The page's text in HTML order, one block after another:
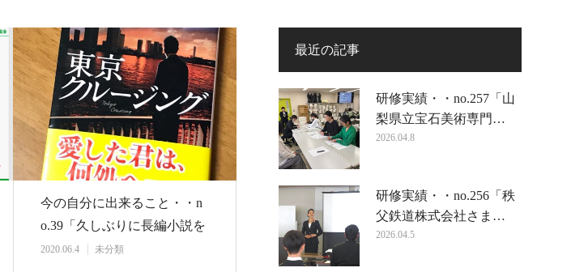
今の自分に出来ること・・n
o.39「久しぶりに長編小説を
読み始めまし…
2020.06.4 未分類
最近の記事
研修実績・・no.257「山
梨県立宝石美術専門…
2026.04.8
研修実績・・no.256「秩
父鉄道株式会社さま…
2026.04.5